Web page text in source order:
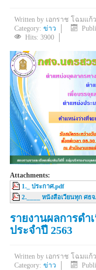
Written by เอกราช โฉมแก้ว
Category: ข่าว
Hits: 3900
Attachments:
1._ ประกาศ.pdf
2.____ หนังสือเวียนทุก ศธจ
รายงานผลการดำ
ประจำปี 2563
Written by เอกราช โฉมแก้ว
Category: ข่าว